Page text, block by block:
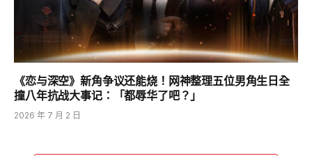
《恋与深空》新角争议还能烧！网神整理五位男角生日全
撞八年抗战大事记：「都辱华了吧？」
2026 年 7 月 2 日